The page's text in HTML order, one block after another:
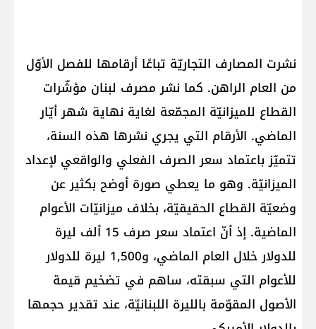
نشرت المصارف التجاريّة تباعًا أرقامها للفصل الأوّل
من العام الراهن. كما نشر مصرف لبنان مؤشّرات
القطاع للميزانيّة المجمّعة لغاية نهاية شهر أيّار
الماضي. الأرقام التي يجري نشرها هذه السنة،
تتميّز باعتماد سعر الصرف الفعلي والواقعي لإعداد
الميزانيّة. وهو ما يعطي صورة أوضح بكثير عن
وضعيّة القطاع الحقيقيّة، بخلاف ميزانيّات الأعوام
الماضية. إذ أنّ اعتماد سعر صرف 15 ألف ليرة
للدولار خلال العام الماضي، و1,500 ليرة للدولار
للأعوام التي سبقته، ساهم في تضخيم قيمة
الأصول المقوّمة بالليرة اللبنانيّة، عند تقدير حجمها